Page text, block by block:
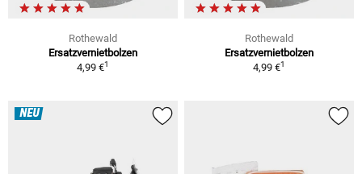
Rothewald
Ersatzvernietbolzen
4,99 €1
Rothewald
Ersatzvernietbolzen
4,99 €1
NEU